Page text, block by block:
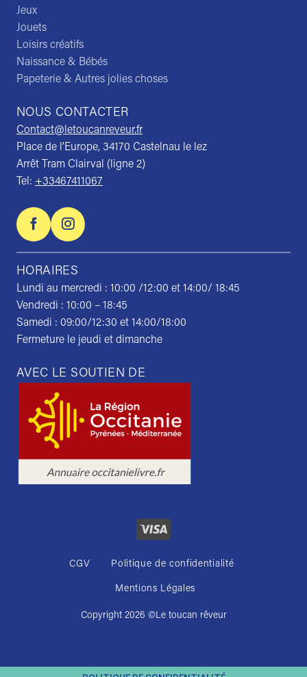
Jeux
Jouets
Loisirs créatifs
Naissance & Bébés
Papeterie & Autres jolies choses
NOUS CONTACTER
Contact@letoucanreveur.fr
Place de l’Europe, 34170 Castelnau le lez
Arrêt Tram Clairval (ligne 2)
Tel: +33467411067
HORAIRES
Lundi au mercredi : 10:00 /12:00 et 14:00/ 18:45
Vendredi : 10:00 – 18:45
Samedi : 09:00/12:30 et 14:00/18:00
Fermeture le jeudi et dimanche
AVEC LE SOUTIEN DE
CGV Politique de confidentialité
Mentions Légales
Copyright 2026 ©Le toucan rêveur